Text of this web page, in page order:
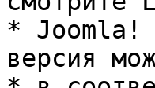
* Joomla!
версия